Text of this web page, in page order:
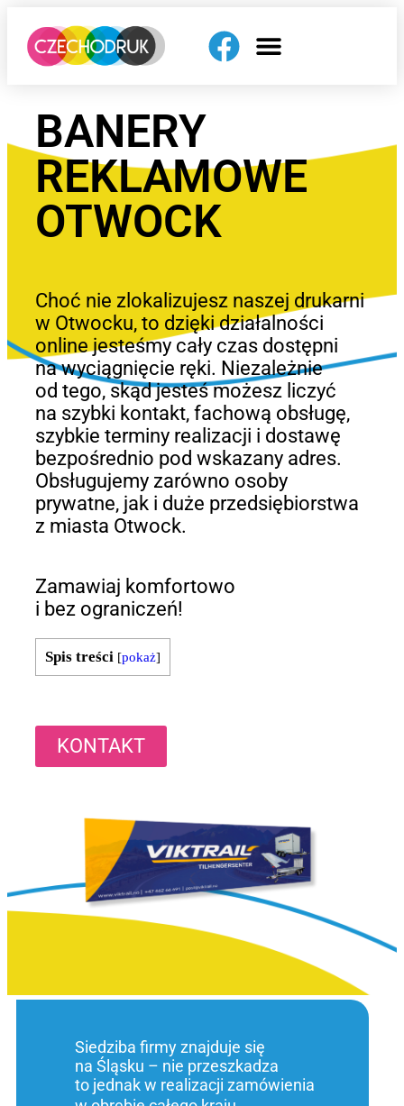
BANERY
REKLAMOWE
OTWOCK
Choć nie zlokalizujesz naszej drukarni
w Otwocku, to dzięki działalności
online jesteśmy cały czas dostępni
na wyciągnięcie ręki. Niezależnie
od tego, skąd jesteś możesz liczyć
na szybki kontakt, fachową obsługę,
szybkie terminy realizacji i dostawę
bezpośrednio pod wskazany adres.
Obsługujemy zarówno osoby
prywatne, jak i duże przedsiębiorstwa
z miasta Otwock.
Zamawiaj komfortowo
i bez ograniczeń!
Spis treści [pokaż]
KONTAKT
Siedziba firmy znajduje się
na Śląsku – nie przeszkadza
to jednak w realizacji zamówienia